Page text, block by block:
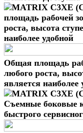
Общая площадь
любого роста,
является наиболее